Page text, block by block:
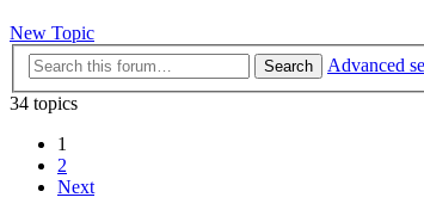
New Topic
Search
Advanced
34 topics
1
2
Next